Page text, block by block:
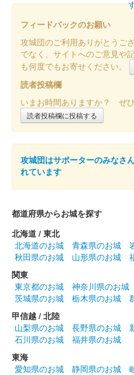
前橋城 御城印 令和七
前橋城 御城印 前橋市
販売終了
2025年6月7、8日に開催された
2025」の前橋市立高等学校書道
印。100枚限定
前橋城 御城印
販売終了
50枚限定
前橋城 御城印 前橋
定版 銀
販売終了
50枚限定
フィードバックのお願い
攻城団のご利用ありがとうご
でなく、サイトへのご意見や
も何度でもお寄せください。
読者投稿欄
いまお時間ありますか？ ぜ
読者投稿欄に投稿する
攻城団はサポーターのみなさ
れています
都道府県からお城を探す
北海道 / 東北
北海道のお城
青森県のお城
秋田県のお城
山形県のお城
関東
東京都のお城
神奈川県のお城
茨城県のお城
栃木県のお城
甲信越 / 北陸
山梨県のお城
長野県のお城
石川県のお城
福井県のお城
東海
愛知県のお城
静岡県のお城